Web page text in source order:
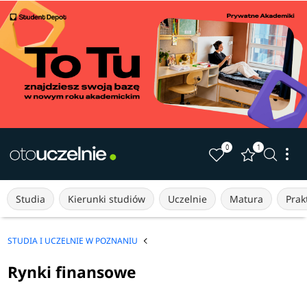
0 1
Studia Kierunki studiów Uczelnie Matura
STUDIA I UCZELNIE W POZNANIU
Rynki finansowe